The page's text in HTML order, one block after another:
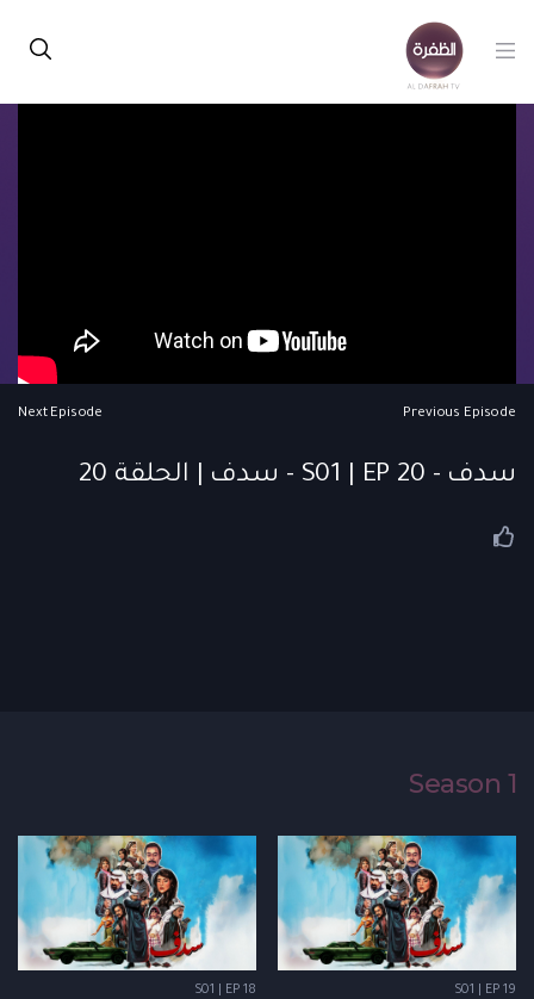
Previous Episode
Next Episode
سدف - S01 | EP 20 - سدف | الحلقة 20
Season 1
S01 | EP 19
S01 | EP 18